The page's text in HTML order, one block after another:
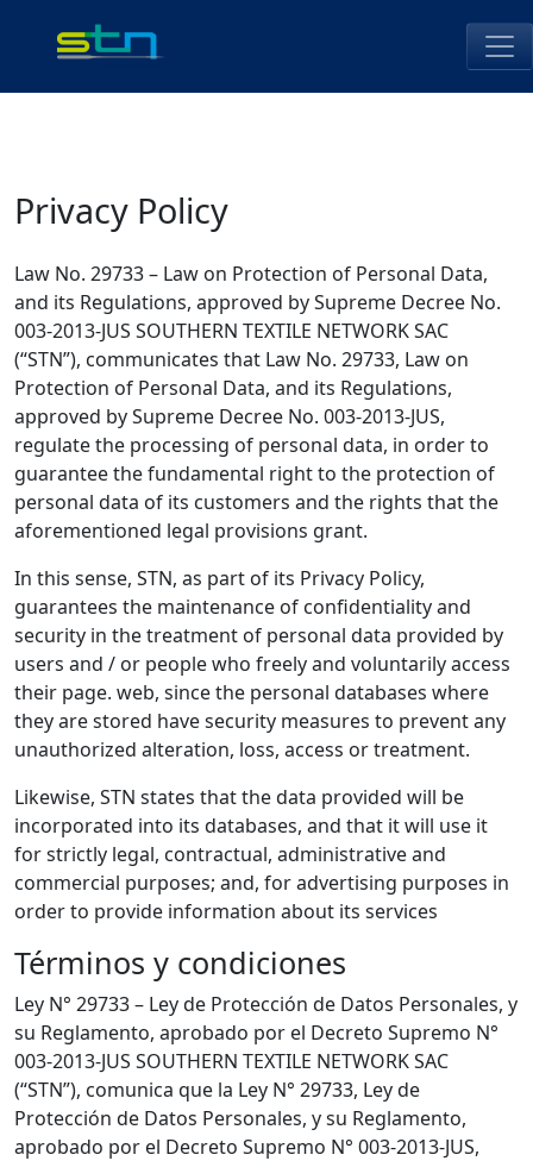
STN Perú
Privacy Policy
Law No. 29733 – Law on Protection of Personal Data,
and its Regulations, approved by Supreme Decree No.
003-2013-JUS SOUTHERN TEXTILE NETWORK SAC
(“STN”), communicates that Law No. 29733, Law on
Protection of Personal Data, and its Regulations,
approved by Supreme Decree No. 003-2013-JUS,
regulate the processing of personal data, in order to
guarantee the fundamental right to the protection of
personal data of its customers and the rights that the
aforementioned legal provisions grant.
In this sense, STN, as part of its Privacy Policy,
guarantees the maintenance of confidentiality and
security in the treatment of personal data provided by
users and / or people who freely and voluntarily access
their page. web, since the personal databases where
they are stored have security measures to prevent any
unauthorized alteration, loss, access or treatment.
Likewise, STN states that the data provided will be
incorporated into its databases, and that it will use it
for strictly legal, contractual, administrative and
commercial purposes; and, for advertising purposes in
order to provide information about its services
Términos y condiciones
Ley N° 29733 – Ley de Protección de Datos Personales, y
su Reglamento, aprobado por el Decreto Supremo N°
003-2013-JUS SOUTHERN TEXTILE NETWORK SAC
(“STN”), comunica que la Ley N° 29733, Ley de
Protección de Datos Personales, y su Reglamento,
aprobado por el Decreto Supremo N° 003-2013-JUS,